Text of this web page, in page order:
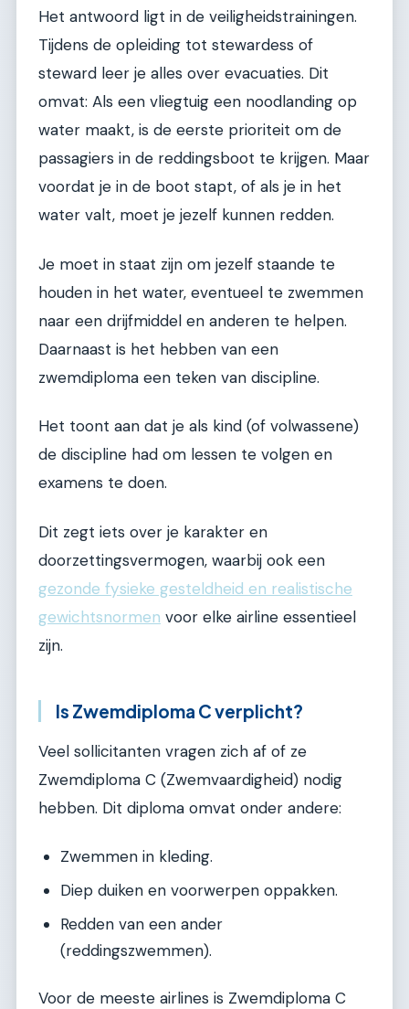
Het antwoord ligt in de veiligheidstrainingen.
Tijdens de opleiding tot stewardess of
steward leer je alles over evacuaties. Dit
omvat: Als een vliegtuig een noodlanding op
water maakt, is de eerste prioriteit om de
passagiers in de reddingsboot te krijgen. Maar
voordat je in de boot stapt, of als je in het
water valt, moet je jezelf kunnen redden.
Je moet in staat zijn om jezelf staande te
houden in het water, eventueel te zwemmen
naar een drijfmiddel en anderen te helpen.
Daarnaast is het hebben van een
zwemdiploma een teken van discipline.
Het toont aan dat je als kind (of volwassene)
de discipline had om lessen te volgen en
examens te doen.
Dit zegt iets over je karakter en
doorzettingsvermogen, waarbij ook een
gezonde fysieke gesteldheid en realistische
gewichtsnormen voor elke airline essentieel
zijn.
Is Zwemdiploma C verplicht?
Veel sollicitanten vragen zich af of ze
Zwemdiploma C (Zwemvaardigheid) nodig
hebben. Dit diploma omvat onder andere:
Zwemmen in kleding.
Diep duiken en voorwerpen oppakken.
Redden van een ander
(reddingszwemmen).
Voor de meeste airlines is Zwemdiploma C